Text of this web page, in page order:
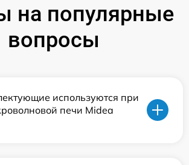
на популярные
вопросы
используются при
печи Midea